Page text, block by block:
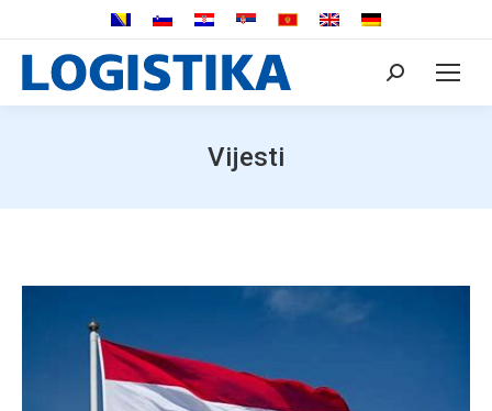
Search:
Vijesti